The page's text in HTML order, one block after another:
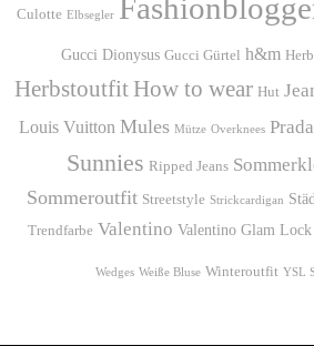
Culotte Elbsegler
Gucci Dionysus Gucci Gürtel h&m
Herbstoutfit How to wear Hut
Louis Vuitton Mules Mütze Overknees
Sunnies Ripped Jeans
Sommeroutfit Streetstyle Strickcardigan
Trendfarbe Valentino Valentino Glam Lock
Wedges Weiße Bluse Winteroutfit YSL